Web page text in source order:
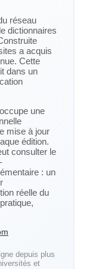
réseau
dictionnaires
a acquis
Cette
dans un
une
mise à jour
édition.
consulter le
: un
réelle du
depuis plus
et